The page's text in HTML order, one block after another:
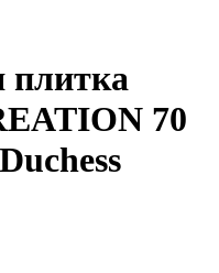
плитка
70